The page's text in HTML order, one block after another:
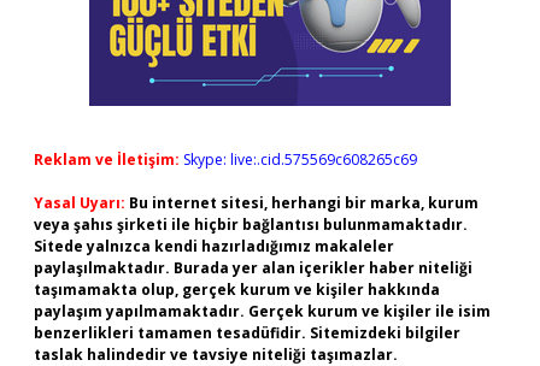
Reklam ve İletişim: Skype: live:.cid.575569c608265c69
Yasal Uyarı: Bu internet sitesi, herhangi bir marka, kurum
veya şahıs şirketi ile hiçbir bağlantısı bulunmamaktadır.
Sitede yalnızca kendi hazırladığımız makaleler
paylaşılmaktadır. Burada yer alan içerikler haber niteliği
taşımamakta olup, gerçek kurum ve kişiler hakkında
paylaşım yapılmamaktadır. Gerçek kurum ve kişiler ile isim
benzerlikleri tamamen tesadüfidir. Sitemizdeki bilgiler
taslak halindedir ve tavsiye niteliği taşımazlar.